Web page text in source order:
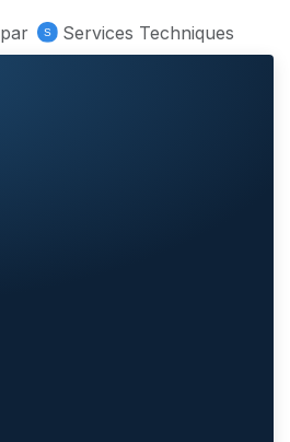
par Services Techniques